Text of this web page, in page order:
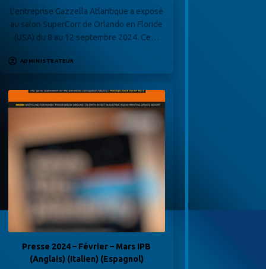
L’entreprise Gazzella Atlantique a exposé
au salon SuperCorr de Orlando en Floride
(USA) du 8 au 12 septembre 2024. Ce…
ADMINISTRATEUR
Presse 2024 – Février – Mars IPB
(Anglais) (Italien) (Espagnol)